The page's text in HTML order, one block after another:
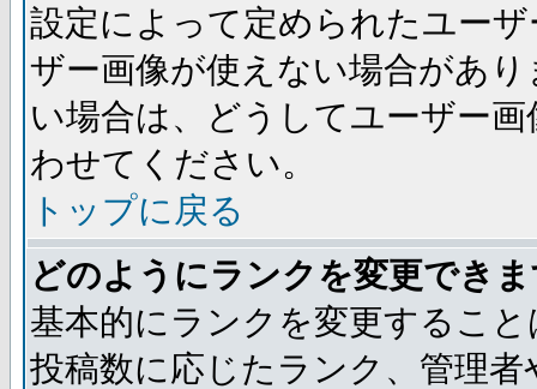
設定によって定められたユー
ザー画像が使えない場合があ
い場合は、どうしてユーザー
わせてください。
トップに戻る
どのようにランクを変更でき
基本的にランクを変更するこ
投稿数に応じたランク、管理